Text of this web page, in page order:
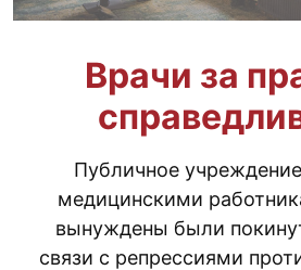
Врачи за
Публичное
медицинскими
вынуждены были
связи с репрессиями